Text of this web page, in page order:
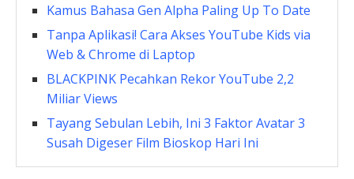
Kamus Bahasa Gen Alpha Paling Up To Date
Tanpa Aplikasi! Cara Akses YouTube Kids via
Web & Chrome di Laptop
BLACKPINK Pecahkan Rekor YouTube 2,2
Miliar Views
Tayang Sebulan Lebih, Ini 3 Faktor Avatar 3
Susah Digeser Film Bioskop Hari Ini